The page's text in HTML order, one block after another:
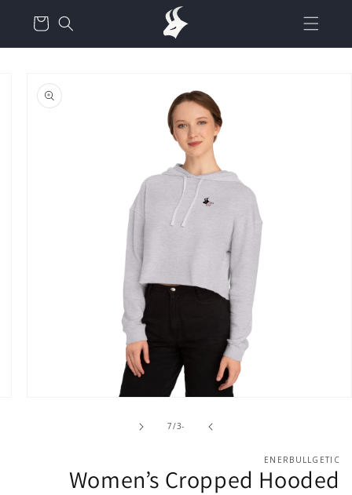
לתוכן
עגלת
קניות
-3
/
of
7
ENERBULLGETIC
Women’s Cropped Hooded